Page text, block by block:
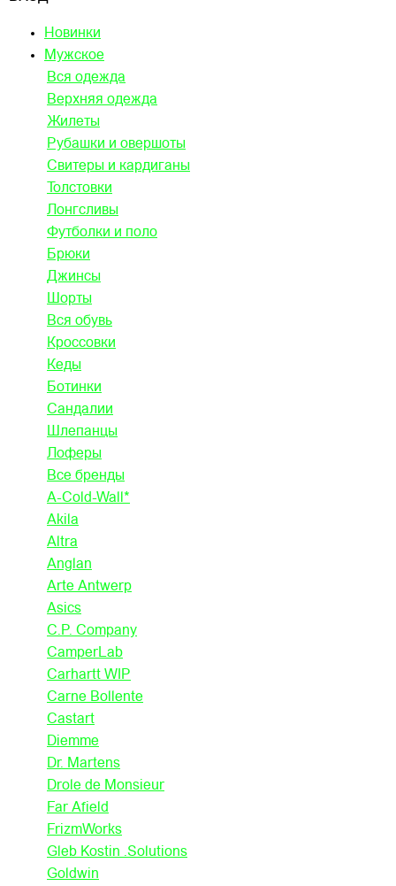
Новинки
Мужское
Вся одежда
Верхняя одежда
Жилеты
Рубашки и овершоты
Свитеры и кардиганы
Толстовки
Лонгсливы
Футболки и поло
Брюки
Джинсы
Шорты
Вся обувь
Кроссовки
Кеды
Ботинки
Сандалии
Шлепанцы
Лоферы
Все бренды
A-Cold-Wall*
Akila
Altra
Anglan
Arte Antwerp
Asics
C.P. Company
CamperLab
Carhartt WIP
Carne Bollente
Castart
Diemme
Dr. Martens
Drole de Monsieur
Far Afield
FrizmWorks
Gleb Kostin .Solutions
Goldwin